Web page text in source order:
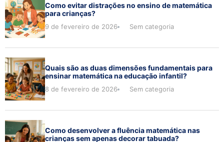
Como evitar distrações no ensino de matemática
para crianças?
9 de fevereiro de 2026 Sem categoria
Quais são as duas dimensões fundamentais para
ensinar matemática na educação infantil?
8 de fevereiro de 2026 Sem categoria
Como desenvolver a fluência matemática nas
crianças sem apenas decorar tabuada?